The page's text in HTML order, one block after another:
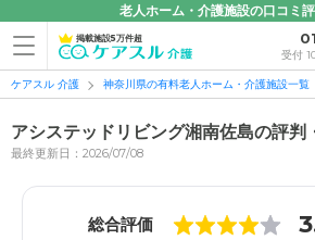
老人ホーム・介護施設の口コミ
掲載施設5万件超
受付
ケアスル 介護 神奈川県の有料老人ホーム・介護施設一覧
アシステッドリビング湘南佐島の評判
最終更新日：2026/07/08
総合評価